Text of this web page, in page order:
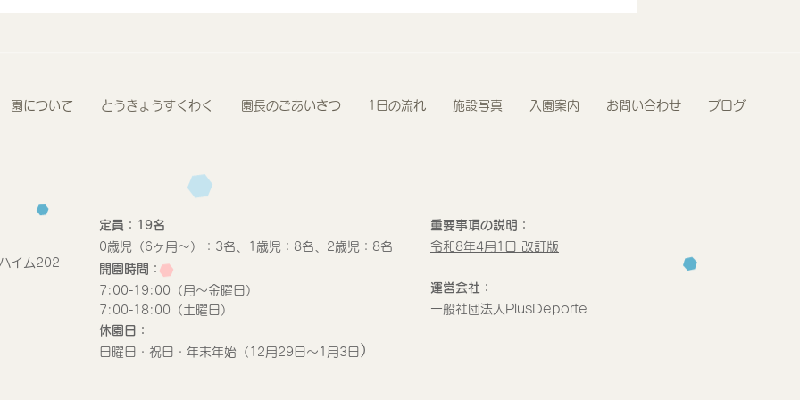
園について とうきょうすくわく 園長のごあいさつ 1日の流れ 施設写真 入園案内 お問い合わせ ブログ
イム202
定員：19名
0歳児（6ヶ月〜）：3名、1歳児：8名、2歳児：8名
開園時間：
​7:00-19:00（月〜金曜日）
​7:00-18:00（土曜日）
休園日：
日曜日・祝日・年末年始（12月29日〜1月3日 ）
重要事項の説明：
令和8年4月1日 改訂版
運営会社：
​一般社団法人PlusDeporte